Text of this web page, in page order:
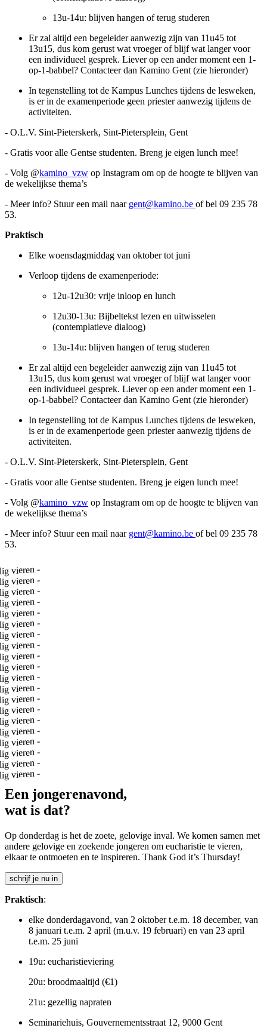
13u-14u: blijven hangen of terug studeren
Er zal altijd een begeleider aanwezig zijn van 11u45 tot
13u15, dus kom gerust wat vroeger of blijf wat langer voor
een individueel gesprek. Liever op een ander moment een 1-
op-1-babbel? Contacteer dan Kamino Gent (zie hieronder)
In tegenstelling tot de Kampus Lunches tijdens de lesweken,
is er in de examenperiode geen priester aanwezig tijdens de
activiteiten.
- O.L.V. Sint-Pieterskerk, Sint-Pietersplein, Gent
- Gratis voor alle Gentse studenten. Breng je eigen lunch mee!
- Volg @kamino_vzw op Instagram om op de hoogte te blijven van
de wekelijkse thema’s
- Meer info? Stuur een mail naar gent@kamino.be of bel 09 235 78
53.
Praktisch
Elke woensdagmiddag van oktober tot juni
Verloop tijdens de examenperiode:
12u-12u30: vrije inloop en lunch
12u30-13u: Bijbeltekst lezen en uitwisselen
(contemplatieve dialoog)
13u-14u: blijven hangen of terug studeren
Er zal altijd een begeleider aanwezig zijn van 11u45 tot
13u15, dus kom gerust wat vroeger of blijf wat langer voor
een individueel gesprek. Liever op een ander moment een 1-
op-1-babbel? Contacteer dan Kamino Gent (zie hieronder)
In tegenstelling tot de Kampus Lunches tijdens de lesweken,
is er in de examenperiode geen priester aanwezig tijdens de
activiteiten.
- O.L.V. Sint-Pieterskerk, Sint-Pietersplein, Gent
- Gratis voor alle Gentse studenten. Breng je eigen lunch mee!
- Volg @kamino_vzw op Instagram om op de hoogte te blijven van
de wekelijkse thema’s
- Meer info? Stuur een mail naar gent@kamino.be of bel 09 235 78
53.
gezellig vieren
gezellig vieren
gezellig vieren
gezellig vieren
gezellig vieren
gezellig vieren
gezellig vieren
gezellig vieren
gezellig vieren
gezellig vieren
gezellig vieren
gezellig vieren
gezellig vieren
gezellig vieren
gezellig vieren
gezellig vieren
gezellig vieren
gezellig vieren
gezellig vieren
gezellig vieren
Een jongerenavond,
wat is dat?
Op donderdag is het de zoete, gelovige inval. We komen samen met
andere gelovige en zoekende jongeren om eucharistie te vieren,
elkaar te ontmoeten en te inspireren. Thank God it’s Thursday!
schrijf je nu in
Praktisch:
elke donderdagavond, van 2 oktober t.e.m. 18 december, van
8 januari t.e.m. 2 april (m.u.v. 19 februari) en van 23 april
t.e.m. 25 juni
19u: eucharistieviering
20u: broodmaaltijd (€1)
21u: gezellig napraten
Seminariehuis, Gouvernementsstraat 12, 9000 Gent